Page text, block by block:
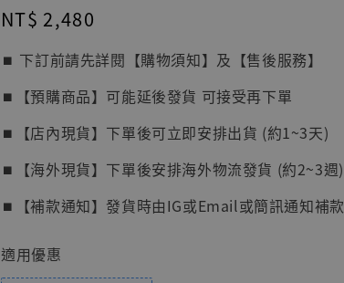
Regular
price
NT$ 2,480
⏹︎ 下訂前請先詳閱【購物須知】及【售後服務】
⏹︎【預購商品】可能延後發貨 可接受再下單
⏹︎【店內現貨】下單後可立即安排出貨 (約1~3天)
⏹︎【海外現貨】下單後安排海外物流發貨 (約2~3週)
⏹︎【補款通知】發貨時由IG或Email或簡訊通知補款
適用優惠